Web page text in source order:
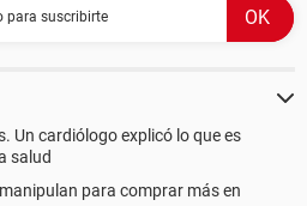
Un cardiólogo explicó lo que es
salud
para comprar más en